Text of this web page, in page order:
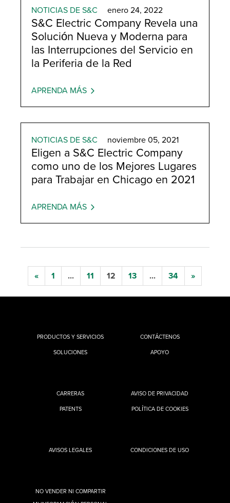
NOTICIAS DE S&C enero 24, 2022
S&C Electric Company Revela una
Solución Nueva y Moderna para
las Interrupciones del Servicio en
la Periferia de la Red
APRENDA MÁS
NOTICIAS DE S&C noviembre 05, 2021
Eligen a S&C Electric Company
como uno de los Mejores Lugares
para Trabajar en Chicago en 2021
APRENDA MÁS
« 1 ... 11 12 13 ... 34 »
PRODUCTOS Y SERVICIOS
SOLUCIONES
CONTÁCTENOS
APOYO
CARRERAS
PATENTS
AVISO DE PRIVACIDAD
POLÍTICA DE COOKIES
AVISOS LEGALES CONDICIONES DE USO
NO VENDER NI COMPARTIR